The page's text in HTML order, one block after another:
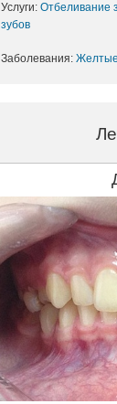
Услуги: Отбеливание
зубов
Заболевания: